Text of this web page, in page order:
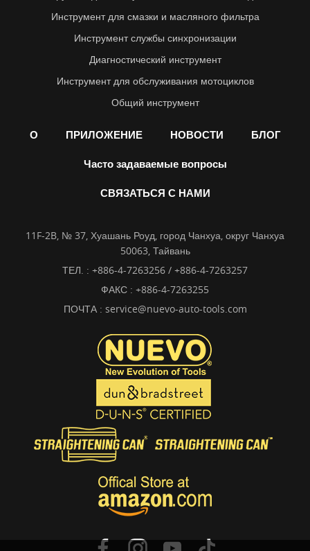
Инструмент для смазки и масляного фильтра
Инструмент службы синхронизации
Диагностический инструмент
Инструмент для обслуживания мотоциклов
Общий инструмент
О ПРИЛОЖЕНИЕ НОВОСТИ БЛОГ
Часто задаваемые вопросы
СВЯЗАТЬСЯ С НАМИ
11F-2B, № 37, Хуашань Роуд, город Чанхуа, округ Чанхуа
50063, Тайвань
ТЕЛ. : +886-4-7263256 / +886-4-7263257
ФАКС : +886-4-7263255
ПОЧТА : service@nuevo-auto-tools.com